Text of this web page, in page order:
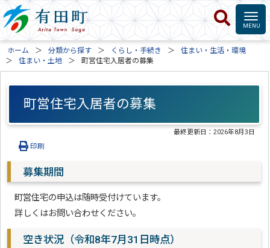
ホーム 分類から探す くらし・手続き
住まい・生活・環境
住まい・土地
町営住宅入居者の募集
町営住宅入居者の募集
最終更新日：2026年8月3日
印刷
募集期間
町営住宅の申込は随時受付けています。
詳しくはお問い合わせください。
空き状況（令和8年7月31日時点）